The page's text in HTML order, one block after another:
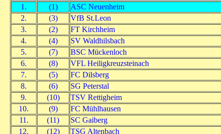
1.
(1)
ASC Neuenheim
2.
(3)
VfB St.Leon
3.
(2)
FT Kirchheim
4.
(4)
SV Waldhilsbach
5.
(7)
BSC Mückenloch
6.
(8)
VFL Heiligkreuzsteinach
7.
(5)
FC Dilsberg
8.
(6)
SG Peterstal
9.
(10)
TSV Rettigheim
10.
(9)
FC Mühlhausen
11.
(11)
SC Gaiberg
12.
(12)
TSG Altenbach